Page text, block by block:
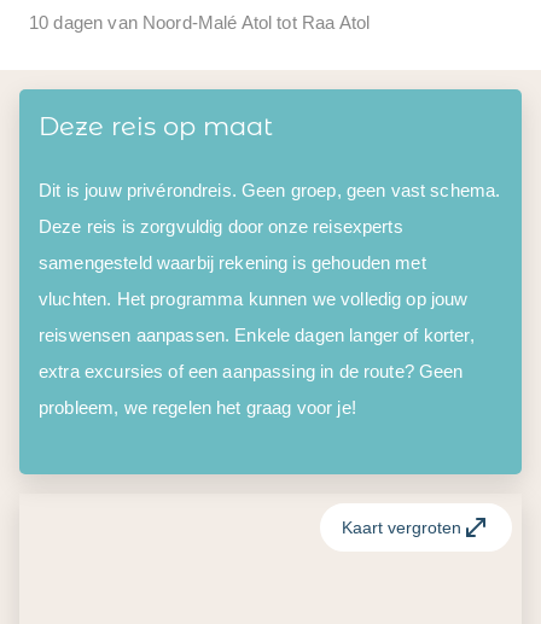
10 dagen van Noord-Malé Atol tot Raa Atol
Deze reis op maat
Dit is jouw privérondreis. Geen groep, geen vast schema.
Deze reis is zorgvuldig door onze reisexperts
samengesteld waarbij rekening is gehouden met
vluchten. Het programma kunnen we volledig op jouw
reiswensen aanpassen. Enkele dagen langer of korter,
extra excursies of een aanpassing in de route? Geen
probleem, we regelen het graag voor je!
Kaart vergroten